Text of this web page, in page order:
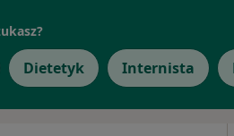
Dietetyk Internista